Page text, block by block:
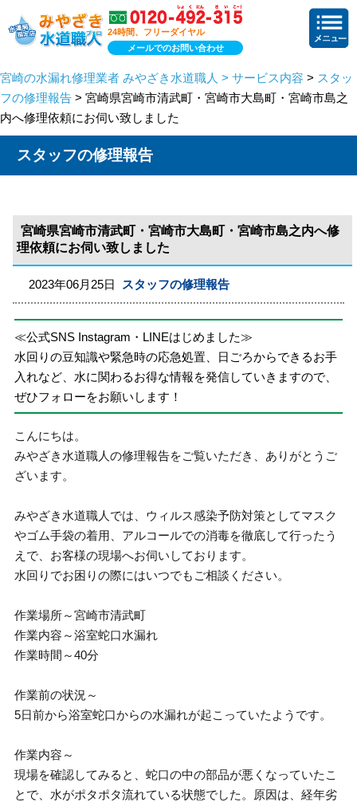
24時間、フリーダイヤル
メールでのお問い合わせ
宮崎の水漏れ修理業者 みやざき水道職人 > サービス内容 > スタッ
フの修理報告 > 宮崎県宮崎市清武町・宮崎市大島町・宮崎市島之
内へ修理依頼にお伺い致しました
スタッフの修理報告
宮崎県宮崎市清武町・宮崎市大島町・宮崎市島之内へ修
理依頼にお伺い致しました
2023年06月25日 スタッフの修理報告
≪公式SNS Instagram・LINEはじめました≫
水回りの豆知識や緊急時の応急処置、日ごろからできるお手
入れなど、水に関わるお得な情報を発信していきますので、
ぜひフォローをお願いします！
こんにちは。
みやざき水道職人の修理報告をご覧いただき、ありがとうご
ざいます。
みやざき水道職人では、ウィルス感染予防対策としてマスク
やゴム手袋の着用、アルコールでの消毒を徹底して行ったう
えで、お客様の現場へお伺いしております。
水回りでお困りの際にはいつでもご相談ください。
作業場所～宮崎市清武町
作業内容～浴室蛇口水漏れ
作業時間～40分
作業前の状況～
5日前から浴室蛇口からの水漏れが起こっていたようです。
作業内容～
現場を確認してみると、蛇口の中の部品が悪くなっていたこ
とで、水がポタポタ流れている状態でした。原因は、経年劣